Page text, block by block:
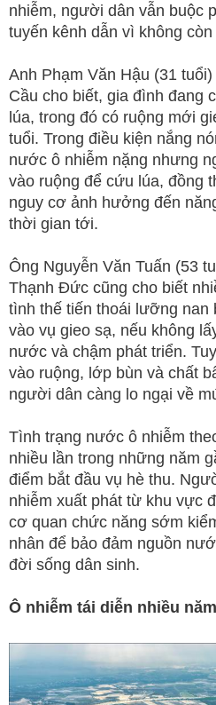
nhiễm, người dân vẫn buộc
tuyến kênh dẫn vì không
Anh Phạm Văn Hậu (31
Cầu cho biết, gia đình đang
lúa, trong đó có ruộng mới
tuổi. Trong điều kiện nắng
nước ô nhiễm nặng nhưng
vào ruộng để cứu lúa, đồng
nguy cơ ảnh hưởng đến
thời gian tới.
Ông Nguyễn Văn Tuấn (53
Thạnh Đức cũng cho biết
tình thế tiến thoái lưỡng nan
vào vụ gieo sạ, nếu không
nước và chậm phát triển.
vào ruộng, lớp bùn và chất
người dân càng lo ngại về
Tình trạng nước ô nhiễm
nhiều lần trong những năm
điểm bắt đầu vụ hè thu.
nhiễm xuất phát từ khu vực
cơ quan chức năng sớm
nhân để bảo đảm nguồn
đời sống dân sinh.
Ô nhiễm tái diễn nhiều năm